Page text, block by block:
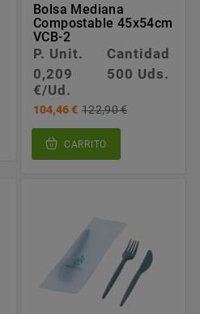
Bolsa Mediana
Compostable 45x54cm
VCB-2
P. Unit.
Cantidad
0,209
€/Ud.
500 Uds.
104,46 € 122,90 €
CARRITO